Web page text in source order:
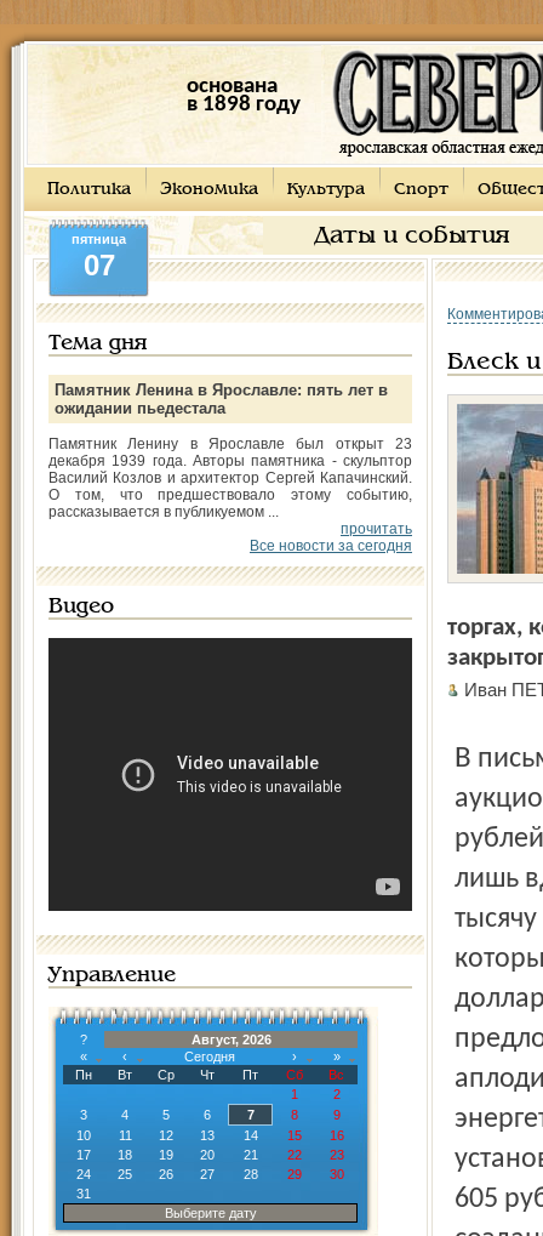
основана
в 1898 году
Политика Экономика Культура Спорт
Даты и события
пятница
07
Тема дня
Памятник Ленина в Ярославле: пять лет в
ожидании пьедестала
Памятник Ленину в Ярославле был открыт 23
декабря 1939 года. Авторы памятника - скульптор
Василий Козлов и архитектор Сергей Капачинский.
О том, что предшествовало этому событию,
рассказывается в публикуемом ...
прочитать
Все новости за сегодня
Видео
Управление
?
Август, 2026
«
‹ Сегодня ›
»
Пн
Вт Ср Чт Пт Сб
Вс
1
2
3
4 5 6 7 8
9
10
11 12 13 14 15
16
17
18 19 20 21 22
23
24
25 26 27 28 29
30
31
Выберите дату
Блеск
торгах,
Иван
В письме сообщается, что проведено уже два таких
лишь
605